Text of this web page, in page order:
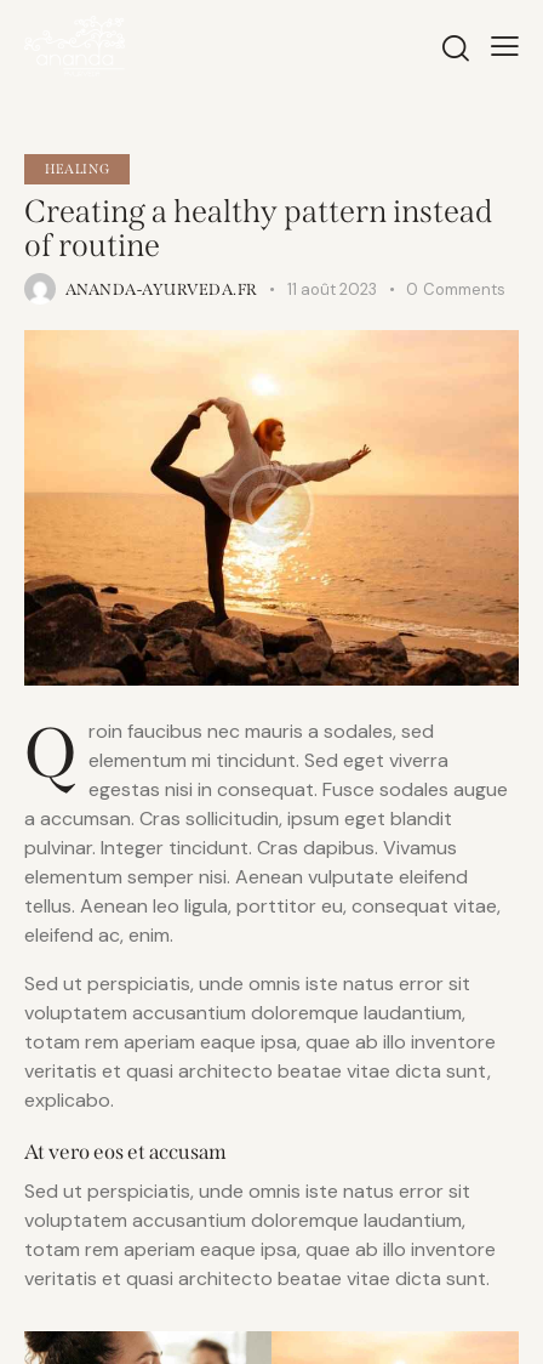
HEALING
Creating a healthy pattern instead
of routine
ANANDA-AYURVEDA.FR 11 août 2023 0 Comments
Q roin faucibus nec mauris a sodales, sed
elementum mi tincidunt. Sed eget viverra
egestas nisi in consequat. Fusce sodales augue
a accumsan. Cras sollicitudin, ipsum eget blandit
pulvinar. Integer tincidunt. Cras dapibus. Vivamus
elementum semper nisi. Aenean vulputate eleifend
tellus. Aenean leo ligula, porttitor eu, consequat vitae,
eleifend ac, enim.
Sed ut perspiciatis, unde omnis iste natus error sit
voluptatem accusantium doloremque laudantium,
totam rem aperiam eaque ipsa, quae ab illo inventore
veritatis et quasi architecto beatae vitae dicta sunt,
explicabo.
At vero eos et accusam
Sed ut perspiciatis, unde omnis iste natus error sit
voluptatem accusantium doloremque laudantium,
totam rem aperiam eaque ipsa, quae ab illo inventore
veritatis et quasi architecto beatae vitae dicta sunt.